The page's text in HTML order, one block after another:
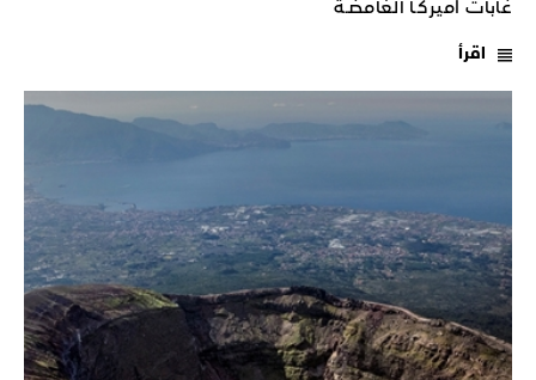
غابات أميركـا الغامضـة
اقرأ